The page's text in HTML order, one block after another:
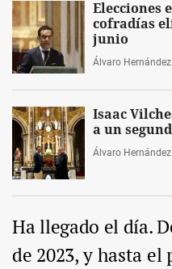
Elecciones
cofradías
junio
Álvaro Hernández
Isaac
a un
Álvaro Hernández
Ha llegado el día.
de 2023, y hasta